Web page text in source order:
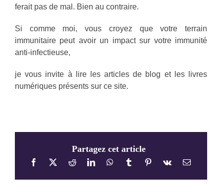
ferait pas de mal. Bien au contraire.
Si comme moi, vous croyez que votre terrain
immunitaire peut avoir un impact sur votre immunité
anti-infectieuse,
je vous invite à lire les articles de blog et les livres
numériques présents sur ce site.
Partagez cet article